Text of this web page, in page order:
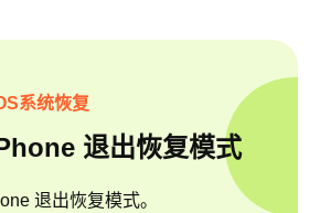
系统恢复
退出恢复模式
退出恢复模式。